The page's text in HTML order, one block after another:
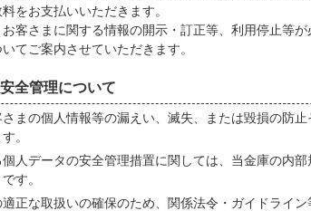
をお支払いいただきます。
客さまに関する情報の開示・訂正等、利用停止等
てご案内させていただきます。
全管理について
まの個人情報等の漏えい、滅失、または毀損の防
。
人データの安全管理措置に関しては、当金庫の内
す。
正な取扱いの確保のため、関係法令・ガイドライ